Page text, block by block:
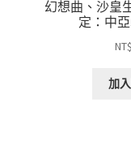
幻想曲、沙皇
定：中
NT$
加